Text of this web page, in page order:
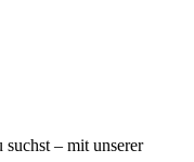
– mit unserer